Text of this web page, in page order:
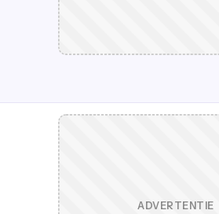
ADVERTENTIE